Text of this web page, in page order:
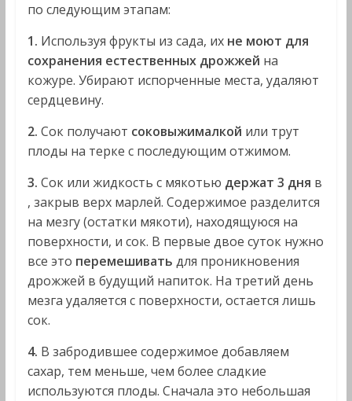
по следующим этапам:
1. Используя фрукты из сада, их не моют для
сохранения естественных дрожжей на
кожуре. Убирают испорченные места, удаляют
сердцевину.
2. Сок получают соковыжималкой или трут
плоды на терке с последующим отжимом.
3. Сок или жидкость с мякотью держат 3 дня в
, закрыв верх марлей. Содержимое разделится
на мезгу (остатки мякоти), находящуюся на
поверхности, и сок. В первые двое суток нужно
все это перемешивать для проникновения
дрожжей в будущий напиток. На третий день
мезга удаляется с поверхности, остается лишь
сок.
4. В забродившее содержимое добавляем
сахар, тем меньше, чем более сладкие
используются плоды. Сначала это небольшая